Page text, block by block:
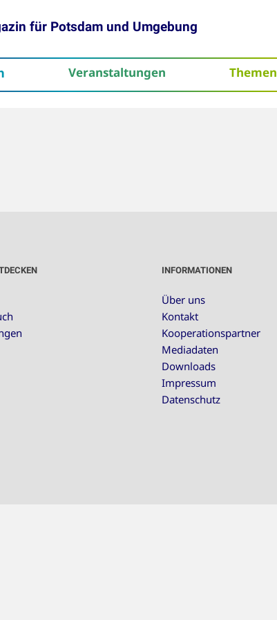
für Potsdam und Umgebung
Veranstaltungen Themen
INFORMATIONEN
Über uns
Kontakt
Kooperationspartner
Mediadaten
Downloads
Impressum
Datenschutz